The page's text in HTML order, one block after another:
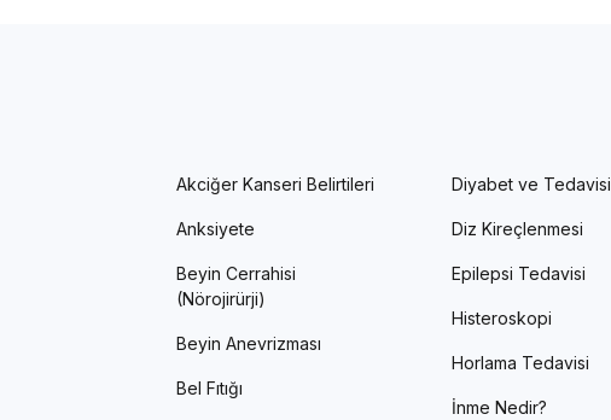
Akciğer Kanseri Belirtileri
Anksiyete
Beyin Cerrahisi
(Nörojirürji)
Beyin Anevrizması
Bel Fıtığı
Diyabet ve Tedavisi
Diz Kireçlenmesi
Epilepsi Tedavisi
Histeroskopi
Horlama Tedavisi
İnme Nedir?